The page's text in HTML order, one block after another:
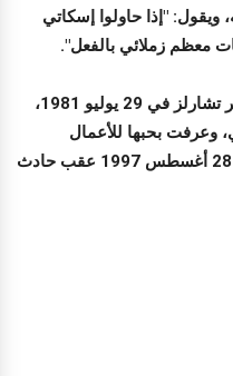
ويقول: "إذا حاولوا إسكاتي
معظم زملائي بالفعل".
ويذكر أن الاميرة ديانا تزوجت من الأمير تشارلز في 29 يوليو 1981،
وعرفت بحبها للأعمال
الخيرية، وذاع لساعات أنها توفيت في 28 أغسطس 1997 عقب حادث